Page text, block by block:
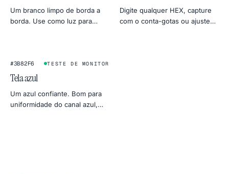
Um branco limpo de borda a
borda. Use como luz para
monitor.
Digite qualquer HEX, capture
com o conta-gotas ou ajuste
#3B82F6 TESTE DE MONITOR
Tela azul
Um azul confiante. Bom para
uniformidade do canal azul,